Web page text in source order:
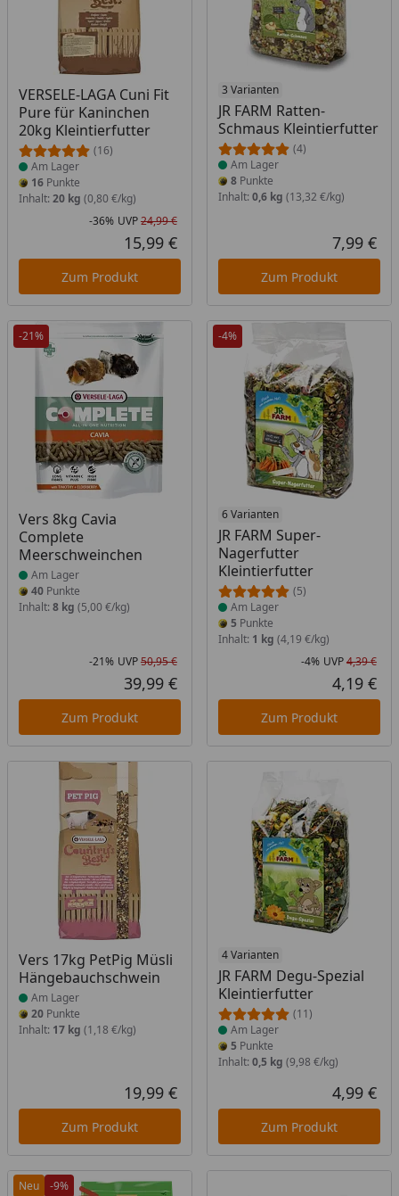
VERSELE-LAGA Cuni Fit
Pure für Kaninchen
20kg Kleintierfutter
(16)
Produkt am Lager
Am Lager
16 Punkte
Inhalt: 20 kg (0,80 €/kg)
Rabatt in Prozent
-36%
Ursprünglicher Preis
UVP24,99 €
Aktueller Preis
15,99 €
Zum Produkt
3 Varianten
JR FARM Ratten-
Schmaus Kleintierfutter
(4)
Produkt am Lager
Am Lager
8Punkte
Inhalt: 0,6 kg (13,32 €/kg)
7,99 €
Zum Produkt
-21%
Vers 8kg Cavia
Complete
Meerschweinchen
Produkt am Lager
Am Lager
40 Punkte
Inhalt: 8 kg (5,00 €/kg)
Rabatt in Prozent
-21%
Ursprünglicher Preis
UVP50,95 €
Aktueller Preis
39,99 €
Zum Produkt
-4%
6 Varianten
JR FARM Super-
Nagerfutter
Kleintierfutter
(5)
Produkt am Lager
Am Lager
5 Punkte
Inhalt: 1 kg (4,19 €/kg)
-4% UVP4,39 €
4,19 €
Zum Produkt
Vers 17kg PetPig Müsli
Hängebauchschwein
Produkt am Lager
Am Lager
20 Punkte
Inhalt: 17 kg (1,18 €/kg)
Aktueller Preis
19,99 €
Zum Produkt
4 Varianten
JR FARM Degu-Spezial
Kleintierfutter
(11)
Produkt am Lager
Am Lager
5 Punkte
Inhalt: 0,5 kg (9,98 €/kg)
4,99 €
Zum Produkt
Neu -9%